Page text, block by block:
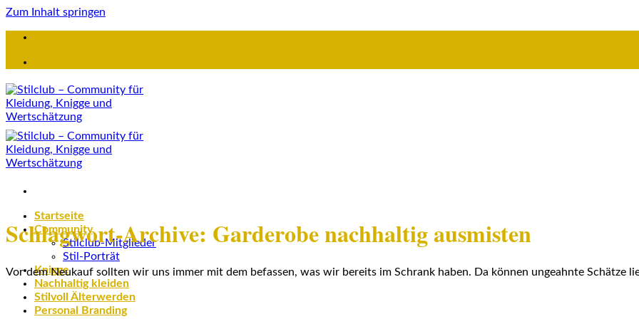
Zum Inhalt springen
Startseite
Community
Stilclub-Mitglieder
Stil-Porträt
Knigge
Nachhaltig kleiden
Stilvoll Älterwerden
Personal Branding
Schlagwort-Archive: Garderobe nachhaltig ausmisten
Vor dem Neukauf sollten wir uns immer mit dem befassen, was wir bereits im Schrank haben. Da können ungeahnte Schätze